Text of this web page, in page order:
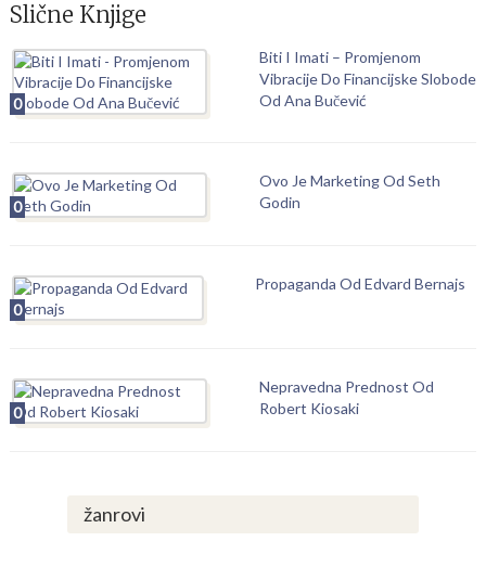
Slične Knjige
0
Biti I Imati – Promjenom
Vibracije Do Financijske Slobode
Od Ana Bučević
0
Ovo Je Marketing Od Seth
Godin
0
Propaganda Od Edvard Bernajs
0
Nepravedna Prednost Od
Robert Kiosaki
žanrovi